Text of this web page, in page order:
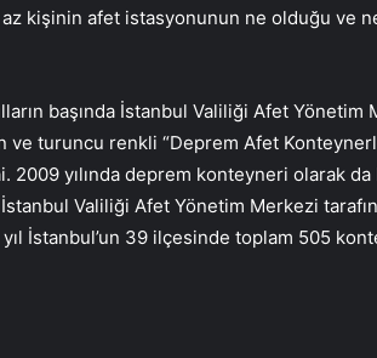
kişinin afet istasyonunun ne olduğu ve
başında İstanbul Valiliği Afet Yönetim
turuncu renkli “Deprem Afet
2009 yılında deprem konteyneri olarak
Valiliği Afet Yönetim Merkezi
İstanbul’un 39 ilçesinde toplam 505